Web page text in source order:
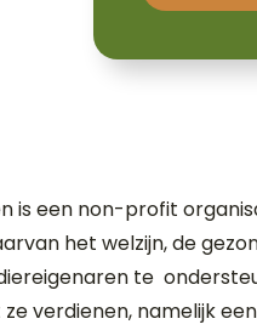
is een non-profit
het welzijn, de
te
verdienen, namelijk